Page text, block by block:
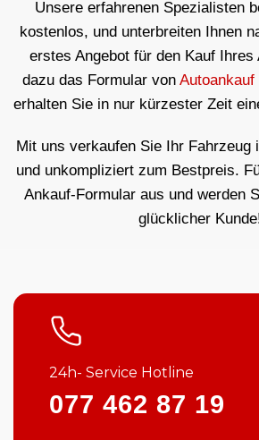
Unsere erfahrenen Spezialisten
kostenlos, und unterbreiten Ihnen
erstes Angebot für den Kauf Ihres
dazu das Formular von
erhalten Sie in nur kürzester Zeit
Mit uns verkaufen Sie Ihr Fahrzeug
und unkompliziert zum Bestpreis.
Ankauf-Formular aus und werden
glücklicher
24h- Service Hotline
077 462 87 19